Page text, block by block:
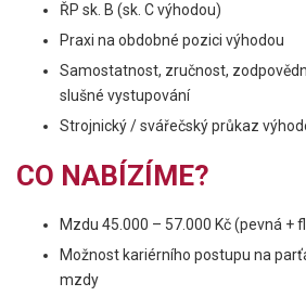
ŘP sk. B (sk. C výhodou)
Praxi na obdobné pozici výhodou
Samostatnost, zručnost,
slušné vystupování
Strojnický / svářečský průkaz
CO NABÍZÍME?
Mzdu 45.000 – 57.000 Kč (pevná +
Možnost kariérního postupu na
mzdy